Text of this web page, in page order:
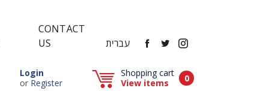
CONTACT
US
עברית FACEBOOK
TWITTER
INSTAGRAM
LoginPopup window (Can be closed by ESCAPE key)
or RegisterPopup window (Can be closed by ESCAPE key)
Shopping cart
View items
0Items in cart